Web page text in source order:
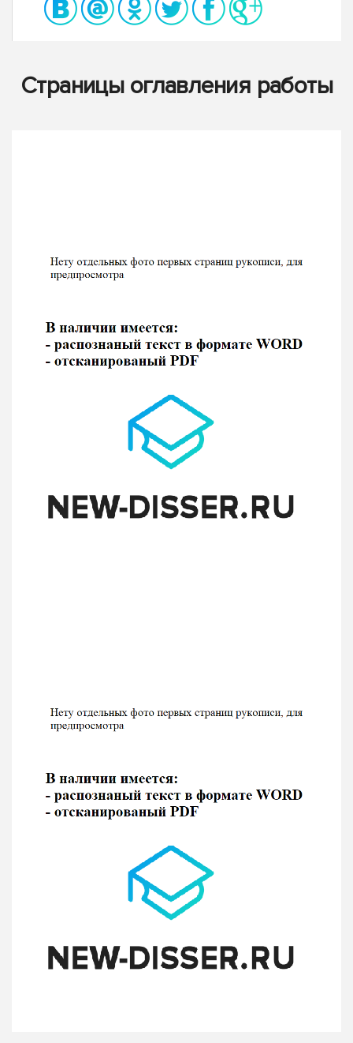
Страницы оглавления работы